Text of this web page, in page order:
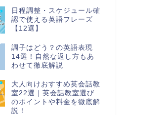
日程調整・スケジュール確
認で使える英語フレーズ
【12選】
調子はどう？の英語表現
14選！自然な返し方もあ
わせて徹底解説
大人向けおすすめ英会話教
室22選｜英会話教室選び
のポイントや料金を徹底解
説！